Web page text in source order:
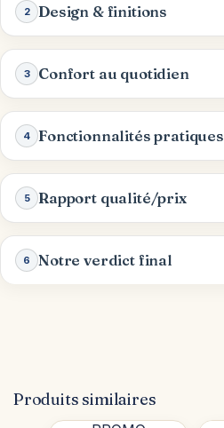
2 Design & finitions
3 Confort au quotidien
4 Fonctionnalités pratiques
5 Rapport qualité/prix
6 Notre verdict final
Produits similaires